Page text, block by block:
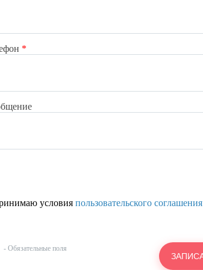
*
условия пользовательского соглашения
- Обязательные поля